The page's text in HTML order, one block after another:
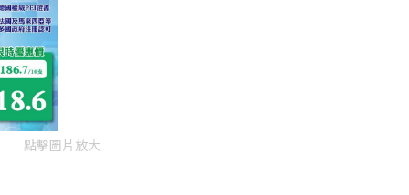
點擊圖片放大